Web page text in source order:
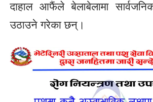
दाहाल आफैंले बेलाबेलामा
उठाउने गरेका छन्।